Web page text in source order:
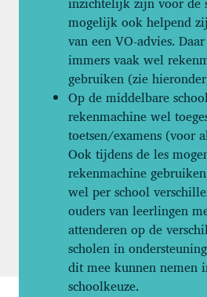
mogelijk ook helpend
van een VO-advies.
immers vaak wel
gebruiken (zie
Op de middelbare
rekenmachine wel
toetsen/examens (voor
Ook tijdens de les
rekenmachine
wel per school
ouders van leerlingen
attenderen op de
scholen in
dit mee kunnen nemen
schoolkeuze.